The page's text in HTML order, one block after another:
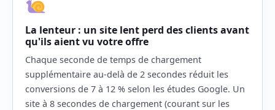
La lenteur : un site lent perd des clients avant
qu'ils aient vu votre offre
Chaque seconde de temps de chargement
supplémentaire au-delà de 2 secondes réduit les
conversions de 7 à 12 % selon les études Google. Un
site à 8 secondes de chargement (courant sur les